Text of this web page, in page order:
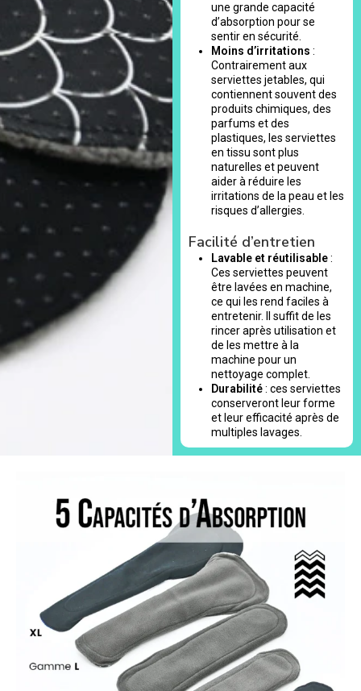
une grande capacité
d’absorption pour se
sentir en sécurité.
Moins d’irritations :
Contrairement aux
serviettes jetables, qui
contiennent souvent des
produits chimiques, des
parfums et des
plastiques, les serviettes
en tissu sont plus
naturelles et peuvent
aider à réduire les
irritations de la peau et les
risques d’allergies.
Facilité d’entretien
Lavable et réutilisable:
Ces serviettes peuvent
être lavées en machine,
ce qui les rend faciles à
entretenir. Il suffit de les
rincer après utilisation et
de les mettre à la
machine pour un
nettoyage complet.
Durabilité: ces serviettes
conserveront leur forme
et leur efficacité après de
multiples lavages.